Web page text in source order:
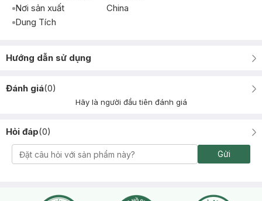
Nơi sản xuất
China
Dung Tích
Hướng dẫn sử dụng
Đánh giá(0)
Hãy là người đầu tiên đánh giá
Hỏi đáp(0)
Gửi